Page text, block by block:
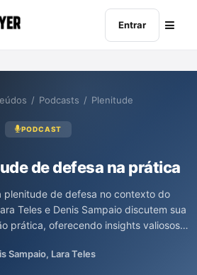
Entrar
/ Podcasts / Plenitude
PODCAST
de defesa na prática
plenitude de defesa no contexto do
Teles e Denis Sampaio discutem sua
prática, oferecendo insights valiosos
uma defesa eficaz e os desafios
Sampaio, Lara Teles